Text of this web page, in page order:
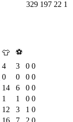
329 197 22 1
👕
⚽
4 3 0 0
0 0 0 0
14 6 0 0
1 1 0 0
12 3 1 0
16 7 2 0